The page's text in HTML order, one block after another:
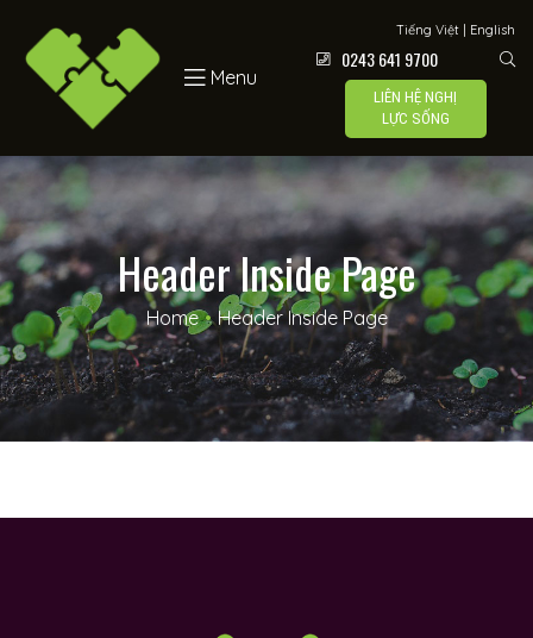
Menu
Tiếng Việt| English
0243 641 9700
LIÊN HỆ NGHỊ
LỰC SỐNG
Header Inside Page
Home • Header Inside Page
Sống